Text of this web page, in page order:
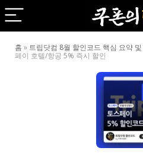
홈 » 트립닷컴 8월 할인코드 핵심 요약
페이 호텔/항공 5% 즉시 할인